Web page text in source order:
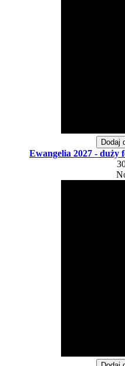
Dodaj
Ewangelia 2027 - duży